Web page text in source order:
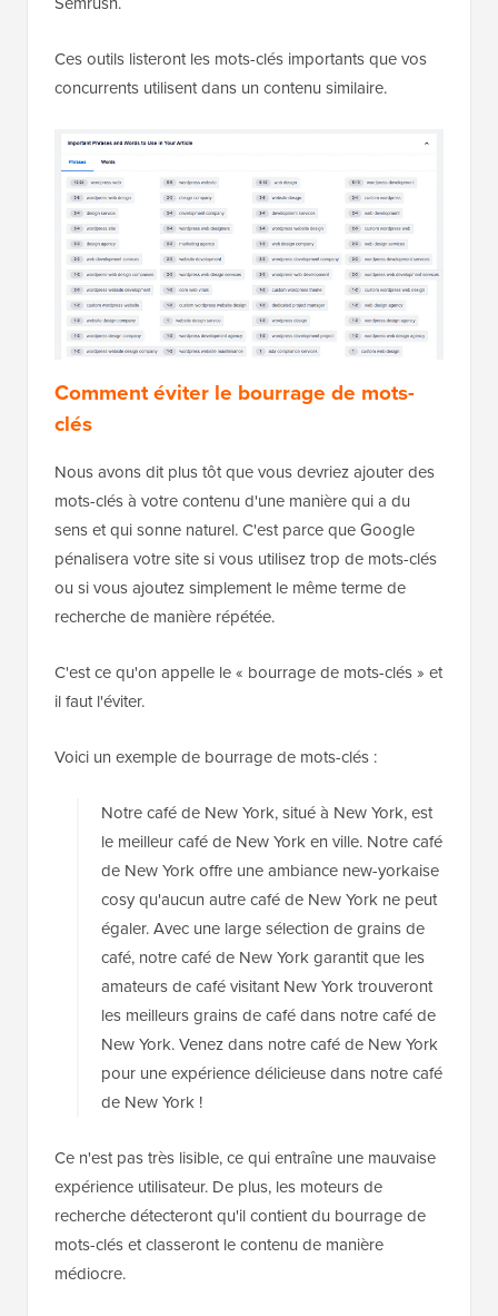
Ces outils listeront les mots-clés importants que vos
concurrents utilisent dans un contenu similaire.
Comment éviter le bourrage de mots-
clés
Nous avons dit plus tôt que vous devriez ajouter des
mots-clés à votre contenu d'une manière qui a du
sens et qui sonne naturel. C'est parce que Google
pénalisera votre site si vous utilisez trop de mots-clés
ou si vous ajoutez simplement le même terme de
recherche de manière répétée.
C'est ce qu'on appelle le « bourrage de mots-clés » et
il faut l'éviter.
Voici un exemple de bourrage de mots-clés :
Notre café de New York, situé à New York, est
le meilleur café de New York en ville. Notre café
de New York offre une ambiance new-yorkaise
cosy qu'aucun autre café de New York ne peut
égaler. Avec une large sélection de grains de
café, notre café de New York garantit que les
amateurs de café visitant New York trouveront
les meilleurs grains de café dans notre café de
New York. Venez dans notre café de New York
pour une expérience délicieuse dans notre café
de New York !
Ce n'est pas très lisible, ce qui entraîne une mauvaise
expérience utilisateur. De plus, les moteurs de
recherche détecteront qu'il contient du bourrage de
mots-clés et classeront le contenu de manière
médiocre.